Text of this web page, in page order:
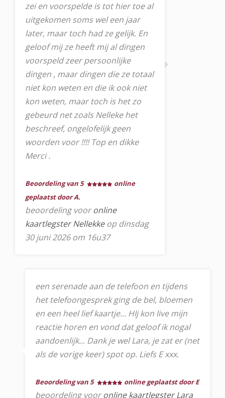
zei en voorspelde is tot hier toe al
uitgekomen soms wel een jaar
later, maar toch had ze gelijk. En
geloof mij ze heeft mij al dingen
voorspeld zeer persoonlijke
dingen , maar dingen die ze totaal
niet kon weten en die ik ook niet
kon weten, maar toch is het zo
gebeurd net zoals Nelleke het
beschreef, ongelofelijk geen
woorden voor !!!! Top en dikke
Merci .
Beoordeling van 5
online
geplaatst door A.
beoordeling vooronline
kaartlegster Nellekkeop dinsdag
30 juni 2026 om 16u37
een serenade aan de telefoon en tijdens
het telefoongesprek ging de bel, bloemen
en een heel lief kaartje... HIj kon live mijn
reactie horen en vond dat geloof ik nogal
aandoenlijk... Dank je wel Lara, je zat er (net
als de vorige keer) spot op. Liefs E xxx.
Beoordeling van 5 online geplaatst door E
beoordeling vooronline kaartlegster Lara